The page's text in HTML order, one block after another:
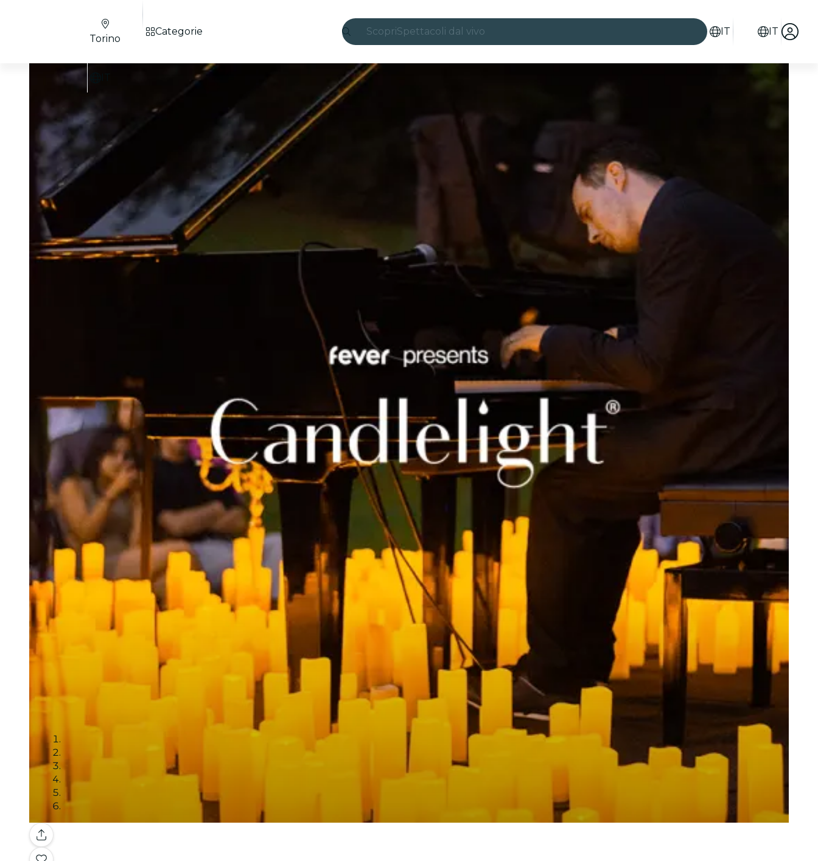
ScopriSpettacoli dal vivo
Tour città
IT IT
Torino
Categorie
Galleria